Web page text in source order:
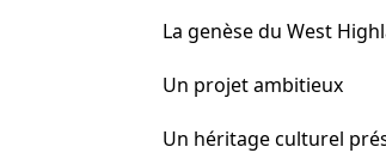
La genèse du West
Un projet ambitieux
Un héritage culturel